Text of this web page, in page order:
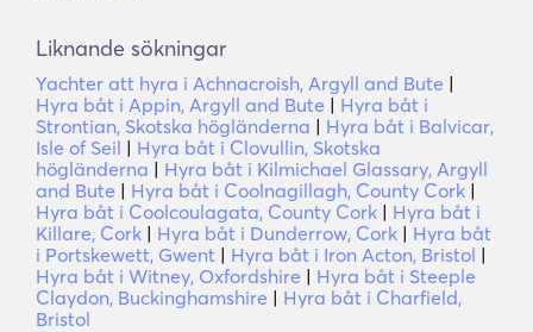
Liknande sökningar
Yachter att hyra i Achnacroish, Argyll and Bute |
Hyra båt i Appin, Argyll and Bute | Hyra båt i
Strontian, Skotska högländerna | Hyra båt i Balvicar,
Isle of Seil | Hyra båt i Clovullin, Skotska
högländerna | Hyra båt i Kilmichael Glassary, Argyll
and Bute | Hyra båt i Coolnagillagh, County Cork |
Hyra båt i Coolcoulagata, County Cork | Hyra båt i
Killare, Cork | Hyra båt i Dunderrow, Cork | Hyra båt
i Portskewett, Gwent | Hyra båt i Iron Acton, Bristol |
Hyra båt i Witney, Oxfordshire | Hyra båt i Steeple
Claydon, Buckinghamshire | Hyra båt i Charfield,
Bristol